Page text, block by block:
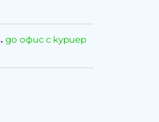
до офис с куриер